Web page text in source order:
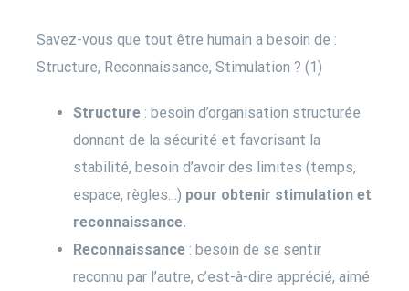
Savez-vous que tout être humain a besoin de :
Structure, Reconnaissance, Stimulation ? (1)
Structure : besoin d’organisation structurée
donnant de la sécurité et favorisant la
stabilité, besoin d’avoir des limites (temps,
espace, règles…) pour obtenir stimulation et
reconnaissance.
Reconnaissance : besoin de se sentir
reconnu par l’autre, c’est-à-dire apprécié, aimé